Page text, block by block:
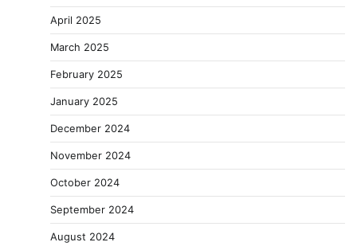
April 2025
March 2025
February 2025
January 2025
December 2024
November 2024
October 2024
September 2024
August 2024